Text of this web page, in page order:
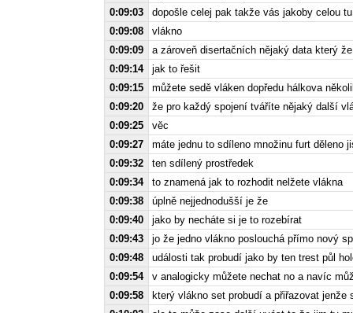
0:09:03
dopošle celej pak takže vás jakoby celou
0:09:08
vlákno
0:09:09
a zároveň disertačních nějaký data který
0:09:14
jak to řešit
0:09:15
můžete sedě vláken dopředu hálkova
0:09:20
že pro každý spojení tváříte nějaký další
0:09:25
věc
0:09:27
máte jednu to sdíleno množinu furt děleno
0:09:32
ten sdílený prostředek
0:09:34
to znamená jak to rozhodit nelžete vlákna
0:09:38
úplně nejjednodušší je že
0:09:40
jako by necháte si je to rozebírat
0:09:43
jo že jedno vlákno poslouchá přímo nový
0:09:48
události tak probudí jako by ten trest půl
0:09:54
v analogicky můžete nechat no a navíc
0:09:58
který vlákno set probudí a přiřazovat jenže